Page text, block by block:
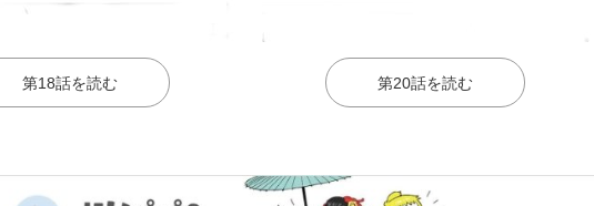
第18話を読む 第20話を読む